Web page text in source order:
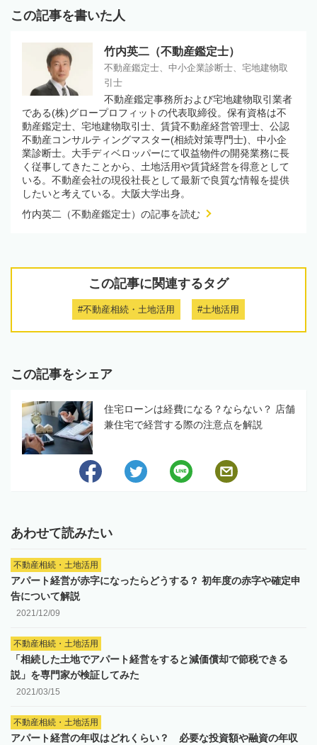
この記事を書いた人
竹内英二（不動産鑑定士）
不動産鑑定士、中小企業診断士、宅地建物取
引士
不動産鑑定事務所および宅地建物取引業者
である(株)グロープロフィットの代表取締役。保有資格は不
動産鑑定士、宅地建物取引士、賃貸不動産経営管理士、公認
不動産コンサルティングマスター(相続対策専門士)、中小企
業診断士。大手ディベロッパーにて収益物件の開発業務に長
く従事してきたことから、土地活用や賃貸経営を得意として
いる。不動産会社の現役社長として最新で良質な情報を提供
したいと考えている。大阪大学出身。
竹内英二（不動産鑑定士）の記事を読む
この記事に関連するタグ
#不動産相続・土地活用 #土地活用
この記事をシェア
住宅ローンは経費になる？ならない？ 店舗
兼住宅で経営する際の注意点を解説
あわせて読みたい
不動産相続・土地活用
アパート経営が赤字になったらどうする？ 初年度の赤字や確定申
告について解説
2021/12/09
不動産相続・土地活用
「相続した土地でアパート経営をすると減価償却で節税できる
説」を専門家が検証してみた
2021/03/15
不動産相続・土地活用
アパート経営の年収はどれくらい？ 必要な投資額や融資の年収